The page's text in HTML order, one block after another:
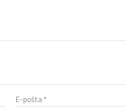
E-pošta*